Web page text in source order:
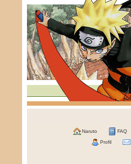
Naruto FAQ
Profil